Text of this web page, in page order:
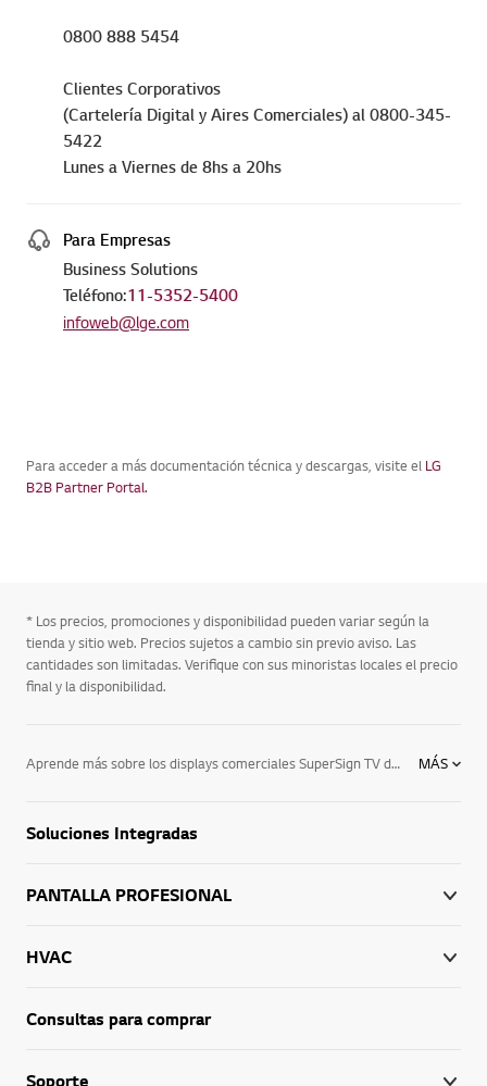
0800 888 5454
Clientes Corporativos
(Cartelería Digital y Aires Comerciales) al 0800-345-
5422
Lunes a Viernes de 8hs a 20hs
Para Empresas
Business Solutions
Teléfono:11-5352-5400
infoweb@lge.com
Para acceder a más documentación técnica y descargas, visite el LG
B2B Partner Portal.
* Los precios, promociones y disponibilidad pueden variar según la
tienda y sitio web. Precios sujetos a cambio sin previo aviso. Las
cantidades son limitadas. Verifique con sus minoristas locales el precio
final y la disponibilidad.
Aprende más sobre los displays comerciales SuperSign TV de LG:
MÁS
Soluciones Integradas
PANTALLA PROFESIONAL
HVAC
Consultas para comprar
Soporte